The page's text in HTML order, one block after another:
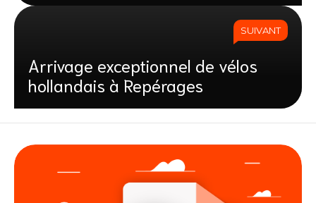
SUIVANT
Arrivage exceptionnel de vélos
hollandais à Repérages